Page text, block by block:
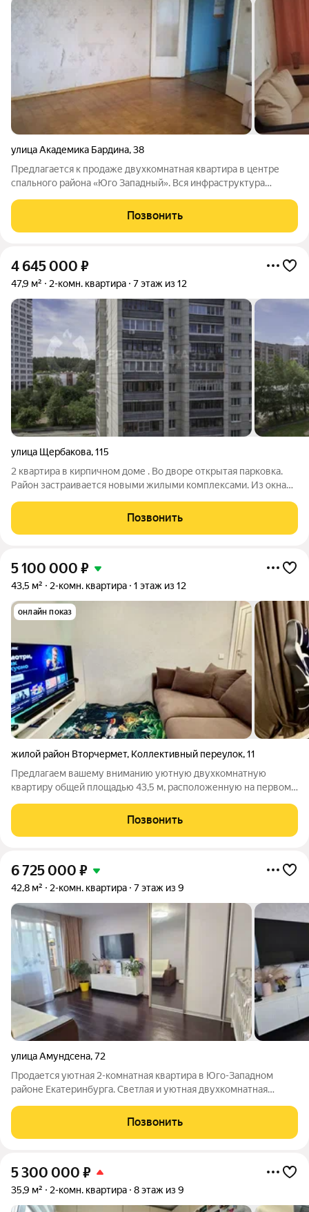
улица Академика Бардина,38
Предлагается к продаже двухкомнатная квартира в центре
спального района «Юго Западный». Вся инфраструктура
и поликлиники, в шаговой доступности. До центра города 10
20 минут на машине.
Позвонить
4 645 000 ₽
47,9 м² 2-комн. квартира 7 этаж из 12
улица Щербакова,115
2 квартира в кирпичном доме . Во дворе открытая парковка.
Район застраивается новыми жилыми комплексами. Из окна
остановка в шаговой доступности. До метро Ботаническая 15
минут на транспорте.
Позвонить
5 100 000 ₽
43,5 м² 2-комн. квартира 1 этаж из 12
онлайн показ
жилой район Вторчермет, Коллективный переулок,11
Предлагаем вашему вниманию уютную двухкомнатную
квартиру общей площадью 43,5 м, расположенную на первом
окнами, которая станет идеальным местом для отдыха и
наслаждения свежим воздухом. В квартире
Позвонить
6 725 000 ₽
42,8 м² 2-комн. квартира 7 этаж из 9
улица Амундсена,72
Продается уютная 2-комнатная квартира в Юго-Западном
районе Екатеринбурга. Светлая и уютная двухкомнатная
Отличный вариант, как для семьи с детьми, так и для тех, кто
ценит комфортную городскую
Позвонить
5 300 000 ₽
35,9 м² 2-комн. квартира 8 этаж из 9